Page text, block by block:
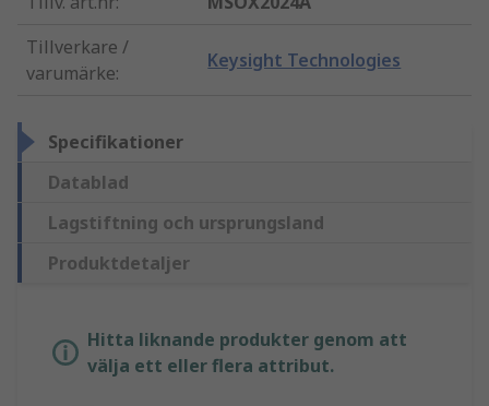
Tillverkare /
varumärke:
Keysight Technologies
Specifikationer
Datablad
Lagstiftning och ursprungsland
Produktdetaljer
Hitta liknande produkter genom att
välja ett eller flera attribut.